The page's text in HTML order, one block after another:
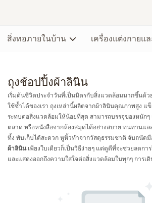
สิ่งทอภายในบ้าน เครื่องแต่งกายแ
ถุงช้อปปิ้งผ้าลินิน
เริ่มต้นชีวิตประจำวันที่เป็นมิตรกับสิ่งแวดล้อมมากขึ้นด้ว
ใช้ซ้ำได้ของเรา ถุงเหล่านี้ผลิตจากผ้าลินินคุณภาพสูง แ
ระทบต่อสิ่งแวดล้อมให้น้อยที่สุด สามารถบรรจุของหนักๆ
ตลาด หรือหนังสือจากห้องสมุดได้อย่างสบาย ทนทานแ
ทิ้ง พับเก็บได้สะดวก หูหิ้วทำจากวัสดุธรรมชาติ จับถนัดมื
ผ้าลินินเพียงใบเดียวก็เป็นวิธีง่ายๆ แต่ดูดีที่จะช่วยลดก
และแสดงออกถึงความใส่ใจต่อสิ่งแวดล้อมในทุกๆ การเ